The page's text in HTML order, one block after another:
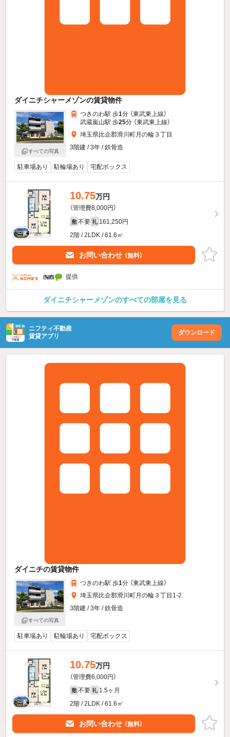
ダイニチシャーメゾンの賃貸物件
すべての写真
つきのわ駅 歩1分 （東武東上線）
武蔵嵐山駅 歩25分 （東武東上線）
埼玉県比企郡滑川町月の輪３丁目
3階建 / 3年 / 鉄骨造
駐車場あり 駐輪場あり 宅配ボックス
10.75万円
（管理費8,000円）
敷 不要 礼 161,250円
2階 / 2LDK / 61.6㎡
お問い合わせ （無料）
提供
ダイニチシャーメゾンのすべての部屋を見る
ニフティ不動産
賃貸アプリ
ダウンロード
ダイニチの賃貸物件
すべての写真
つきのわ駅 歩1分 （東武東上線）
埼玉県比企郡滑川町月の輪３丁目1-2
3階建 / 3年 / 鉄骨造
駐車場あり 駐輪場あり 宅配ボックス
10.75万円
（管理費6,000円）
敷 不要 礼 1.5ヶ月
2階 / 2LDK / 61.6㎡
お問い合わせ （無料）